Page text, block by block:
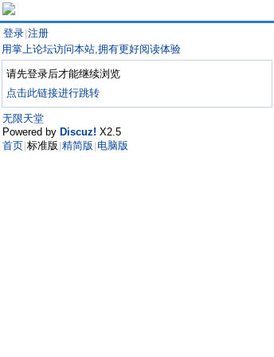
登录 注册
用掌上论坛访问本站,拥有更好阅读体验
请先登录后才能继续浏览
点击此链接进行跳转
无限天堂
Powered by Discuz! X2.5
首页 标准版 精简版 电脑版